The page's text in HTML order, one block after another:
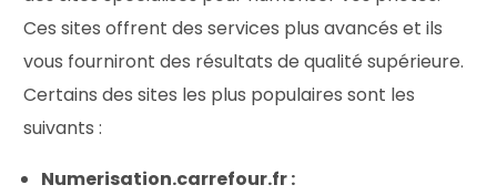
Ces sites offrent des services plus avancés et ils
vous fourniront des résultats de qualité supérieure.
Certains des sites les plus populaires sont les
suivants :
Numerisation.carrefour.fr :